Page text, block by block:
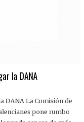
la DANA
DANA La Comisión de
pone rumbo